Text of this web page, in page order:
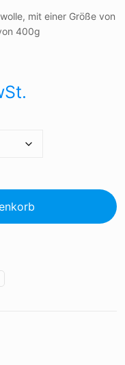
mit einer Größe von
400g